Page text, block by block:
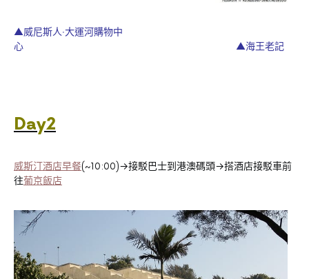
▲威尼斯人‧大運河購物中
心 ▲海王老記
Day2
威斯汀酒店早餐(~10:00)→接駁巴士到港澳碼頭→搭酒店接駁車前
往葡京飯店